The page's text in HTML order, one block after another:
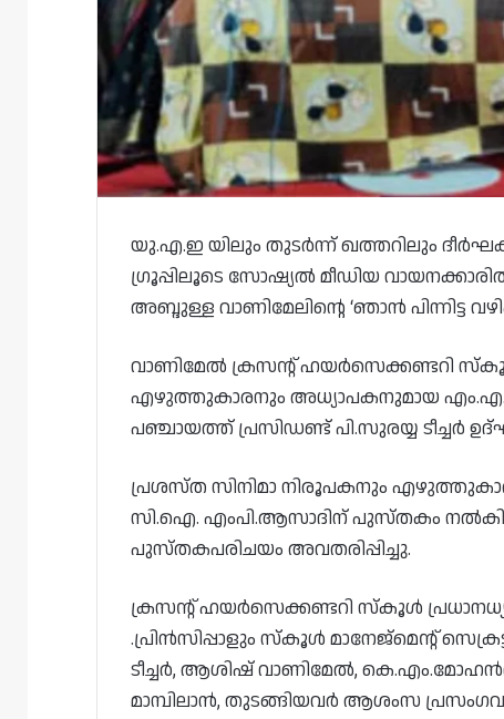
യു.എ.ഇ യിലും തുടർന്ന് ഖത്തറിലും
ഗ്രൂപ്പിലൂടെ സോഷ്യൽ മീഡിയ
അബ്ദുള്ള വാണിമേലിന്റെ ‘ഞാൻ
വാണിമേൽ ക്രസന്റ് ഹയർസെക്കണ്ടറി
എഴുത്തുകാരനും അധ്യാപകനുമായ
പഞ്ചായത്ത് പ്രസിഡണ്ട് പി.സുരയ്യ ടീച്ചർ
പ്രശസ്ത സിനിമാ നിരൂപകനും
സി.ഐ. എംപി.ആസാദിന് പുസ്തകം നൽകി
പുസ്തകപരിചയം അവതരിപ്പിച്ചു.
ക്രസന്റ് ഹയർസെക്കണ്ടറി സ്കൂൾ
.പ്രിൻസിപ്പാളും സ്കൂൾ മാനേജ്മെന്റ്
ടീച്ചർ, ആശിഷ് വാണിമേൽ,
മാമ്പിലാൻ, തുടങ്ങിയവർ ആശംസ